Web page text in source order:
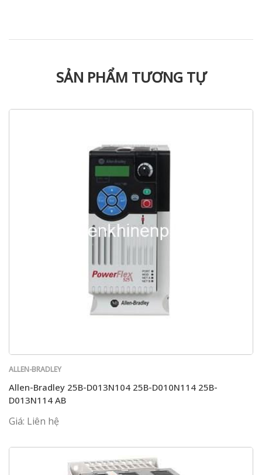
SẢN PHẨM TƯƠNG TỰ
ALLEN-BRADLEY
Allen-Bradley 25B-D013N104 25B-D010N114 25B-
D013N114 AB
Giá: Liên hệ